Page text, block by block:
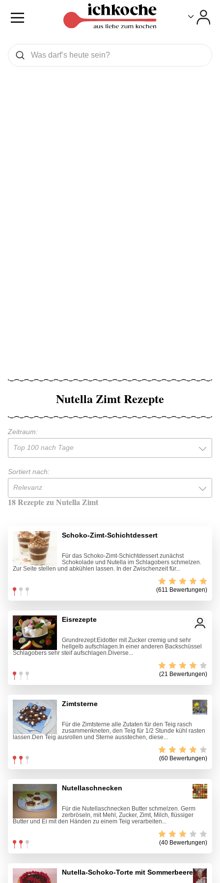
Was wollen Sie suchen
Suchen
Nutella Zimt Rezepte
Zeitraum:
Top 100 nach Tage
Sortiert nach:
Relevanz
18 Rezepte zu Nutella Zimt
Schoko-Zimt-Schichtdessert
Für das Schoko-Zimt-Schichtdessert zunächst
Schokolade und Nutella im Schlagobers schmelzen.
Zur Seite stellen und abkühlen lassen. In der Zwischenzeit für...
(611 Bewertungen)
Eisrezepte
Grundrezept:Eidotter mit Zucker cremig und sehr
hellgelb aufschlagen.In einer anderen Backschüssel
Schlagobers sehr steif aufschlagen.Diverse...
(21 Bewertungen)
Zimtsterne
Für die Zimtsterne alle Zutaten für den Teig rasch
zusammenkneten, den Teig für 1/2 Stunde kühl rasten
lassen.Den Teig ausrollen und Sterne ausstechen, diese...
(60 Bewertungen)
Nutellaschnecken
Für die Nutellaschnecken Butter schmelzen. Germ
zerbröseln, mit Mehl, Zucker, Zimt, Milch, flüssiger
Butter und Ei mit den Händen zu einem Teig verarbeiten...
(40 Bewertungen)
Nutella-Schoko-Torte mit Sommerbeeren